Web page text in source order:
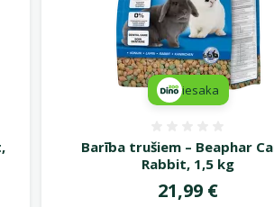
Barība trušiem – Beaphar
Rabbit, 1,5 kg
Cena
21,99 €
iesaka